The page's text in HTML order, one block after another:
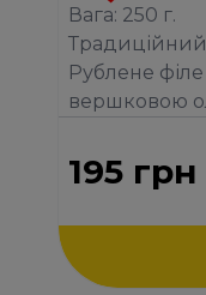
Вага: 250 г.
Рублене
вершковою
195 грн